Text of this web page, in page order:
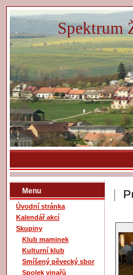
Spektrum
Menu
Úvodní stránka
Kalendář akcí
Skupiny
Klub maminek
Kulturní klub
Smíšený pěvecký sbor
Spolek vinařů